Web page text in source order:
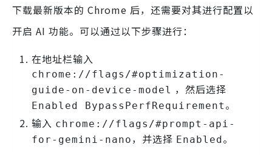
下载最新版本的 Chrome 后，还需要对其进行配置以
开启 AI 功能。可以通过以下步骤进行：
在地址栏输入
chrome://flags/#optimization-
guide-on-device-model ，然后选择
Enabled BypassPerfRequirement 。
输入 chrome://flags/#prompt-api-
for-gemini-nano ，并选择 Enabled 。